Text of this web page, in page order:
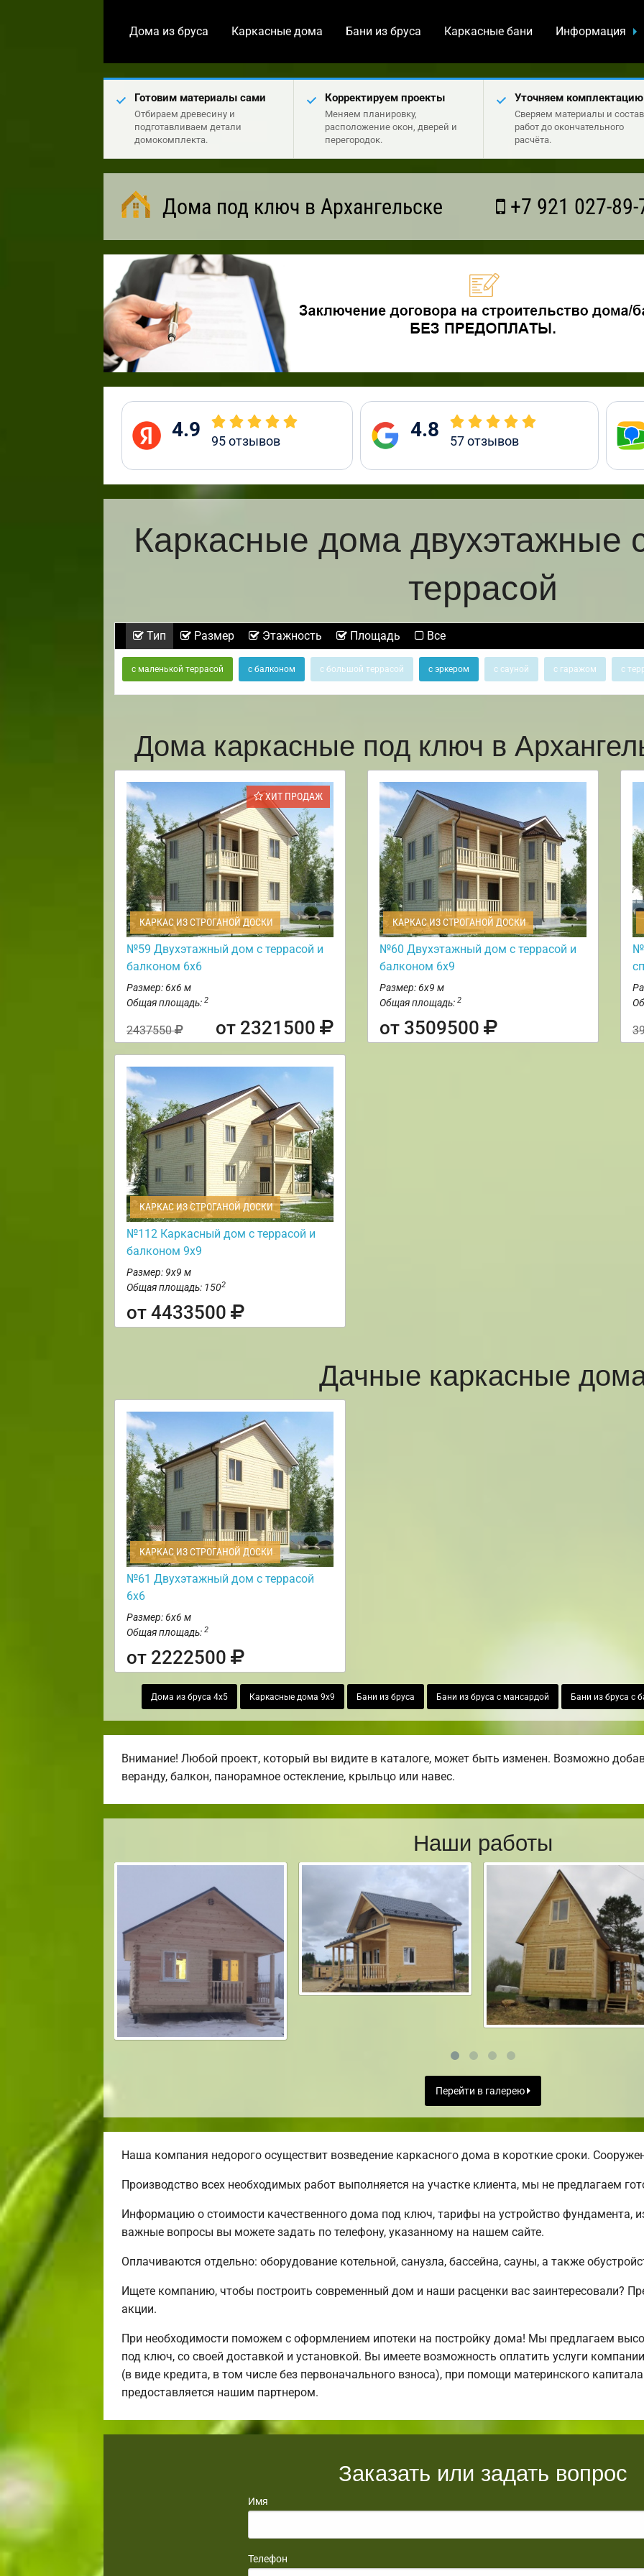
Дома из бруса Каркасные дома Бани из бруса Каркасные бани Информация
Готовим материалы сами
Отбираем древесину и
подготавливаем детали
домокомплекта.
Корректируем проекты
Меняем планировку,
расположение окон, дверей и
перегородок.
Уточняем комплектацию
Сверяем материалы и состав
работ до окончательного
расчёта.
Дома под ключ в Архангельске +7 921 027-89-
4.9 95отзывов 4.8 57отзывов
Каркасные дома двухэтажные
террасой
Тип Размер Этажность Площадь Все
с маленькой террасой с балконом с большой террасой с эркером с сауной с гаражом с
Дома каркасные под ключ в
ХИТ ПРОДАЖ
КАРКАС ИЗ СТРОГАНОЙ ДОСКИ
№59 Двухэтажный дом с террасой и
балконом 6х6
Размер: 6х6 м
Общая площадь: 2
2437550 от 2321500
КАРКАС ИЗ СТРОГАНОЙ ДОСКИ
№60 Двухэтажный дом с террасой и
балконом 6х9
Размер: 6х9 м
Общая площадь: 2
от 3509500
КАРКАС ИЗ СТРОГАНОЙ ДОСКИ
№112 Каркасный дом с террасой и
балконом 9х9
Размер: 9х9 м
Общая площадь: 1502
от 4433500
Дачные каркасные
КАРКАС ИЗ СТРОГАНОЙ ДОСКИ
№61 Двухэтажный дом с террасой
6х6
Размер: 6х6 м
Общая площадь: 2
от 2222500
Дома из бруса 4х5 Каркасные дома 9х9 Бани из бруса Бани из бруса с мансардой Бани из бруса с
Внимание! Любой проект, который вы видите в каталоге, может быть изменен. Возможно
веранду, балкон, панорамное остекление, крыльцо или навес.
Наши работы
Перейти в галерею
Наша компания недорого осуществит возведение каркасного дома в короткие сроки.
Производство всех необходимых работ выполняется на участке клиента, мы не предлагаем
Информацию о стоимости качественного дома под ключ, тарифы на устройство фундамента,
важные вопросы вы можете задать по телефону, указанному на нашем сайте.
Оплачиваются отдельно: оборудование котельной, санузла, бассейна, сауны, а также
Ищете компанию, чтобы построить современный дом и наши расценки вас заинтересовали?
акции.
При необходимости поможем с оформлением ипотеки на постройку дома! Мы предлагаем
под ключ, со своей доставкой и установкой. Вы имеете возможность оплатить услуги
(в виде кредита, в том числе без первоначального взноса), при помощи материнского
предоставляется нашим партнером.
Заказать или задать вопрос
Имя
Телефон